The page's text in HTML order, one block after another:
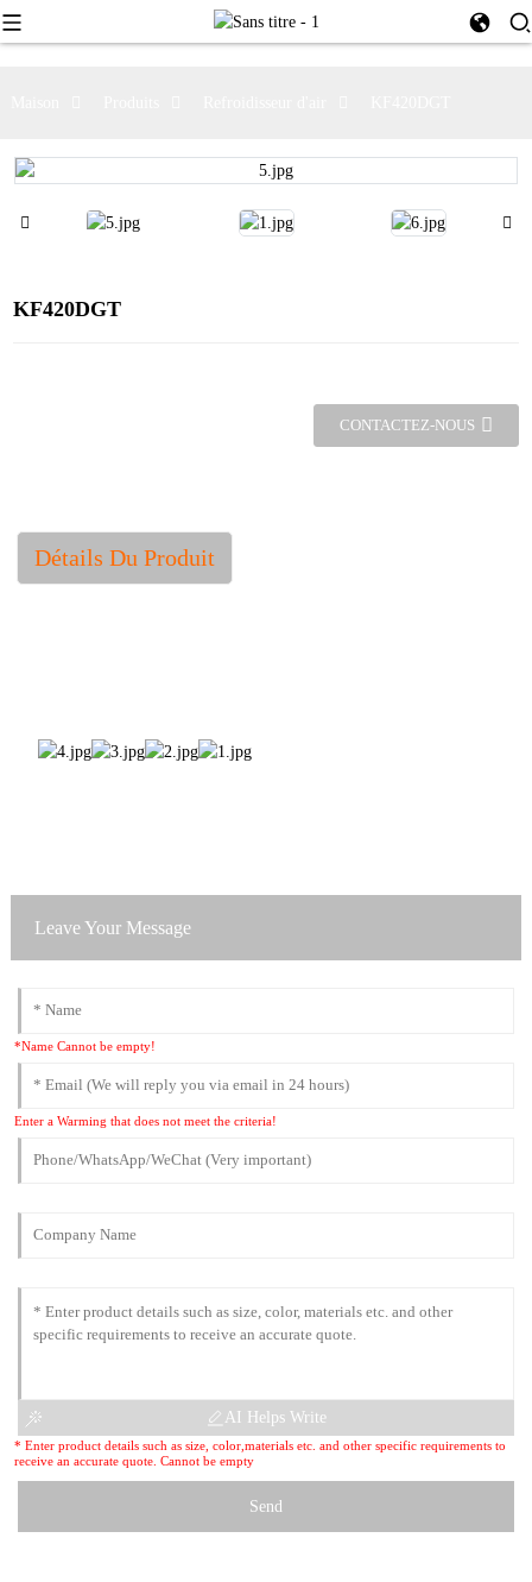
KF420DGT
CONTACTEZ-NOUS
Détails Du Produit
Leave Your Message
*Name Cannot be empty!
Enter a Warming that does not meet the criteria!
* Enter product details such as size, color,materials etc. and other specific requirements to
receive an accurate quote. Cannot be empty
AI Helps Write
Send